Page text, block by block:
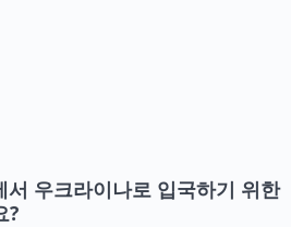
우크라이나로 입국하기 위한
?